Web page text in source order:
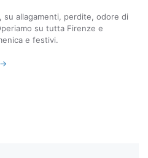
allagamenti, perdite, odore di
su tutta Firenze e
e festivi.